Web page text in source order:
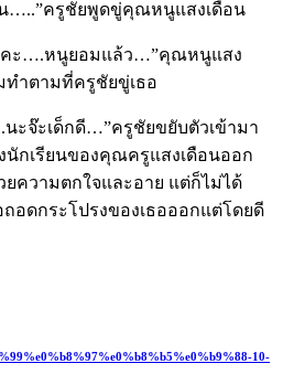
…..”ครูชัยพูดขู่คุณหนูแสงเดือน
คะ….หนูยอมแล้ว…”คุณหนูแสง
ทำตามที่ครูชัยขู่เธอ
ะจ๊ะเด็กดี…”ครูชัยขยับตัวเข้ามา
นักเรียนของคุณครูแสงเดือนออก
ความตกใจและอาย แต่ก็ไม่ได้
อดกระโปรงของเธอออกแต่โดยดี
10-